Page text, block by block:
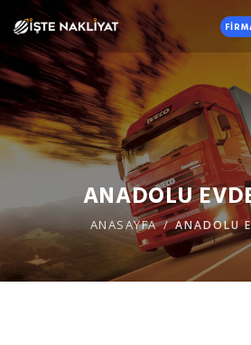
ANADOLU
ANASAYFA ANADOLU